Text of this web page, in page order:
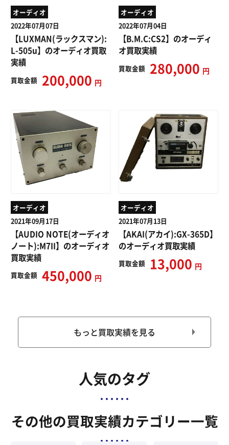
オーディオ
2022年07月07日
【LUXMAN(ラックスマン):
L-505u】のオーディオ買取
実績
買取金額 200,000 円
オーディオ
2022年07月04日
【B.M.C:CS2】のオーディ
オ買取実績
買取金額 280,000 円
オーディオ
2021年09月17日
【AUDIO NOTE(オーディオ
ノート):M7II】のオーディオ
買取実績
買取金額 450,000 円
オーディオ
2021年07月13日
【AKAI(アカイ):GX-365D】
のオーディオ買取実績
買取金額 13,000 円
もっと買取実績を見る
人気のタグ
その他の買取実績カテゴリー一覧